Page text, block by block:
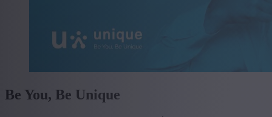
Be You, Be Unique